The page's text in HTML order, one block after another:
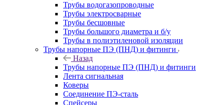
Трубы водогазопроводные
Трубы электросварные
Трубы бесшовные
Трубы большого диаметра и б/у
Трубы в полиэтиленовой изоляции
Трубы напорные ПЭ (ПНД) и фитинги
Назад
Трубы напорные ПЭ (ПНД) и фитинги
Лента сигнальная
Коверы
Соединение ПЭ-сталь
Спейсеры